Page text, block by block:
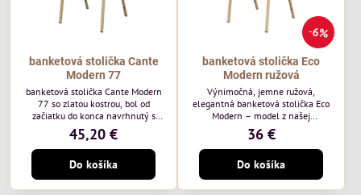
banketová stolička Cante
Modern 77
banketová stolička Cante Modern
77 so zlatou kostrou, bol od
začiatku do konca navrhnutý s
ohľadom na elegantné a
sofistikované priestory pre
pohostinstvá. Má zlatý rám a
čalúnenie Moss 07 od poľskej
značky Davis – béžová farba s
mäkkým povrchom je ideálna do
45,20 €
Do košíka
6%
banketová stolička Eco
Modern ružová
Výnimočná, jemne ružová,
elegantná banketová stolička Eco
Modern – model z našej
ekonomicky výhodnej rady. Táto
nová verzia je ešte lepšie
prispôsobená potrebám moderných
pohostinských priestorov, ako sú
hotely a reštaurácie. Medzi jej
charakteristické znaky patrí
36 €
Do košíka